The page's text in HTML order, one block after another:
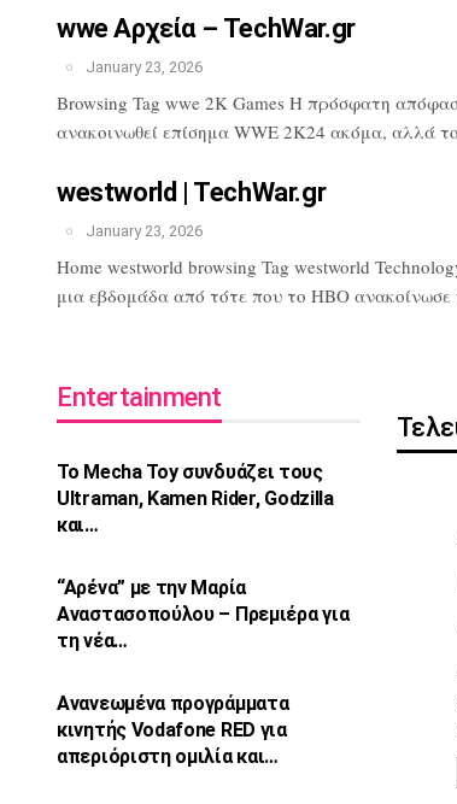
wwe Αρχεία – TechWar.gr
January 23, 2026
Browsing Tag wwe 2K Games Η πρόσφατη
ανακοινωθεί επίσημα WWE 2K24 ακόμα, αλλά
westworld | TechWar.gr
January 23, 2026
Home westworld browsing Tag westworld
μια εβδομάδα από τότε που το HBO
Entertainment
Το Mecha Toy συνδυάζει τους
Ultraman,Kamen Rider, Godzilla
και…
“Αρένα” με την Μαρία
Αναστασοπούλου – Πρεμιέρα για
τη νέα…
Ανανεωμένα προγράμματα
κινητής Vodafone RED για
απεριόριστη ομιλία και…